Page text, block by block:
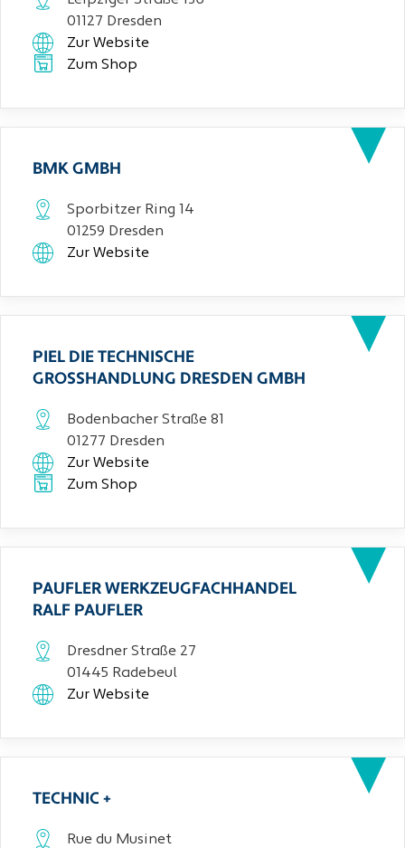
01127 Dresden
Zur Website
Zum Shop
BMK GMBH
Sporbitzer Ring 14
01259 Dresden
Zur Website
PIEL DIE TECHNISCHE
GROSSHANDLUNG DRESDEN GMBH
Bodenbacher Straße 81
01277 Dresden
Zur Website
Zum Shop
PAUFLER WERKZEUGFACHHANDEL
RALF PAUFLER
Dresdner Straße 27
01445 Radebeul
Zur Website
TECHNIC +
Rue du Musinet